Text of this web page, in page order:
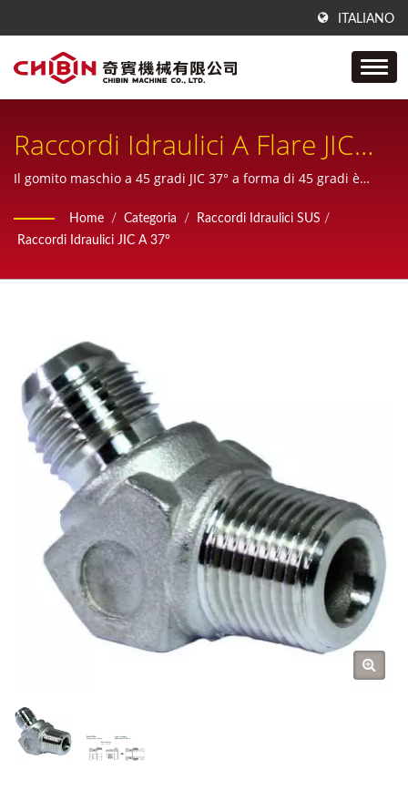
ITALIANO
Raccordi Idraulici A Flare JIC
37° Gomito Maschio A 45°
(fusione In Conchiglia)
Il gomito maschio a 45 gradi JIC 37° a forma di 45 gradi è
Home / Categoria / Raccordi Idraulici SUS /
Raccordi Idraulici JIC A 37°